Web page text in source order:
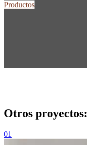
Productos
Otros proyectos:
01